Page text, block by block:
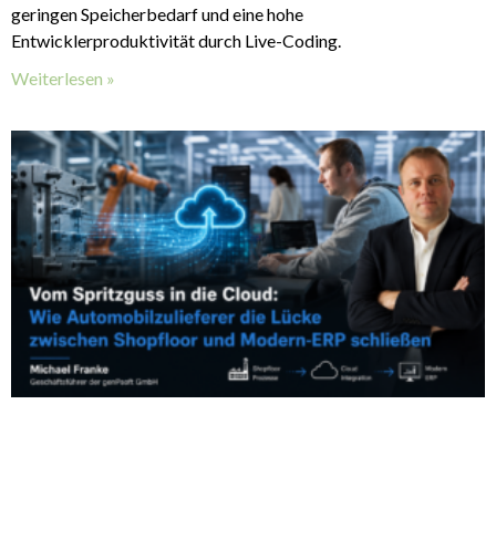
geringen Speicherbedarf und eine hohe
Entwicklerproduktivität durch Live-Coding.
Weiterlesen »